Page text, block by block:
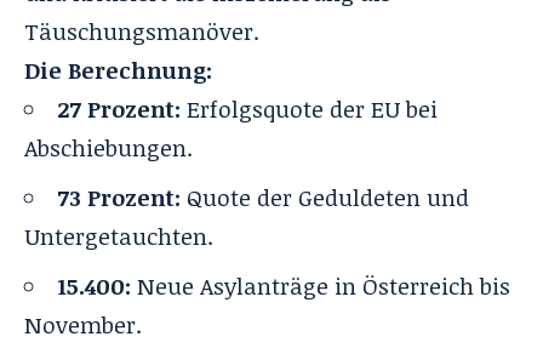
Täuschungsmanöver.
Die Berechnung:
27 Prozent: Erfolgsquote der EU bei
Abschiebungen.
73 Prozent: Quote der Geduldeten und
Untergetauchten.
15.400: Neue Asylanträge in Österreich bis
November.